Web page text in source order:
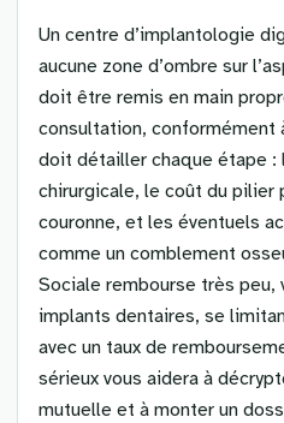
Un centre d’implantologie
aucune zone d’ombre sur
doit être remis en main
consultation, conformément
doit détailler chaque étape :
chirurgicale, le coût du
couronne, et les éventuels
comme un comblement
Sociale rembourse très peu,
implants dentaires, se
avec un taux de
sérieux vous aidera à
mutuelle et à monter un